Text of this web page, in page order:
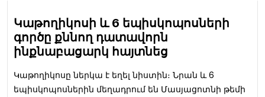
Կաթողիկոսի և 6 եպիսկոպոսների
գործը քննող դատավորն
ինքնաբացարկ հայտնեց
Կաթողիկոսը ներկա է եղել նիստին։ Նրան և 6
եպիսկոպոսներին մեղադրում են Մասյացոտնի թեմի